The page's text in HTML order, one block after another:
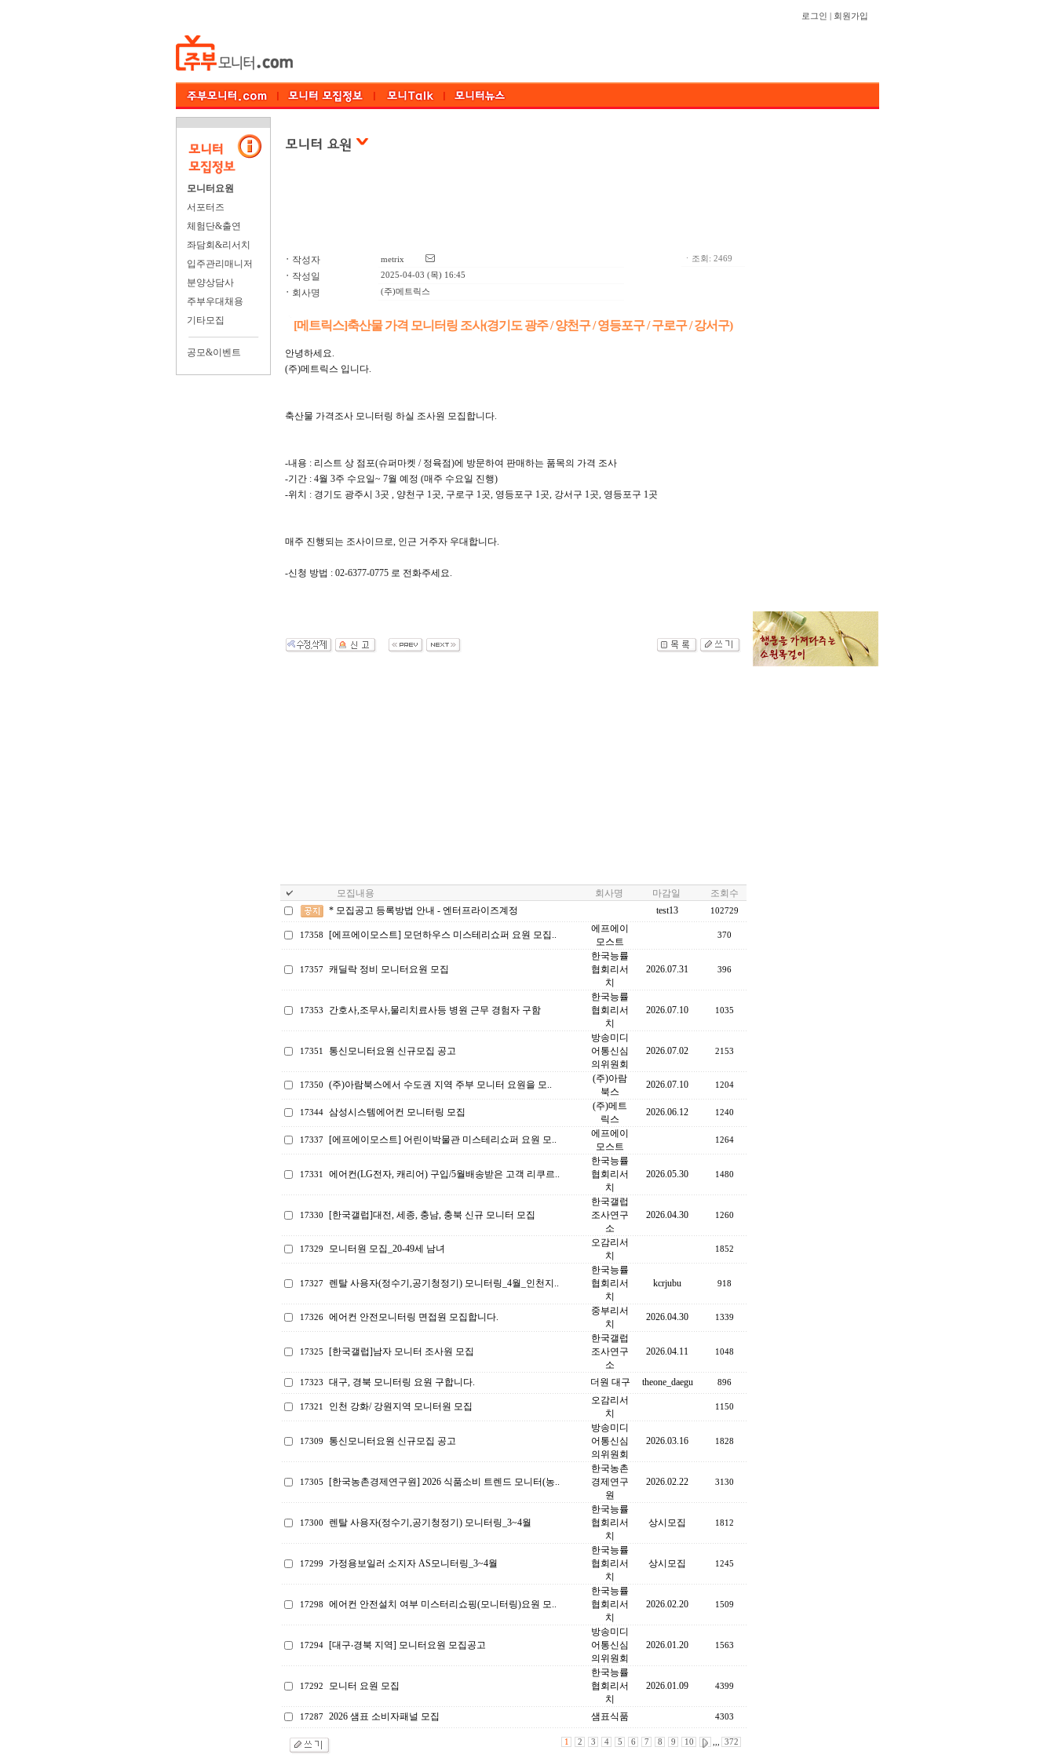
로그인 회원가입
모니터요원
서포터즈
체험단&출연
좌담회&리서치
입주관리매니저
분양상담사
주부우대채용
기타모집
공모&이벤트
ㆍ 작성자 metrix
ㆍ 작성일 2025-04-03 (목) 16:45
ㆍ 회사명 (주)메트릭스
ㆍ조회: 2469
[메트릭스]축산물 가격 모니터링 조사(경기도 광주 / 양천구 / 영등포구 / 구로구 / 강서구)
안녕하세요.
(주)메트릭스 입니다.
축산물 가격조사 모니터링 하실 조사원 모집합니다.
-내용 : 리스트 상 점포(슈퍼마켓 / 정육점)에 방문하여 판매하는 품목의 가격 조사
-기간 : 4월 3주 수요일~ 7월 예정 (매주 수요일 진행)
-위치 : 경기도 광주시 3곳 , 양천구 1곳, 구로구 1곳, 영등포구 1곳, 강서구 1곳, 영등포구 1곳
매주 진행되는 조사이므로, 인근 거주자 우대합니다.
-신청 방법 : 02-6377-0775 로 전화주세요.
모집내용 회사명 마감일
조회수
* 모집공고 등록방법 안내 - 엔터프라이즈계정
test13 102729
17358 [에프에이모스트] 모던하우스 미스테리쇼퍼 요원 모집..
에프에이
모스트
370
17357 캐딜락 정비 모니터요원 모집
한국능률
협회리서
치
2026.07.31 396
17353 간호사,조무사,물리치료사등 병원 근무 경험자 구함
한국능률
협회리서
치
2026.07.10 1035
17351 통신모니터요원 신규모집 공고
방송미디
어통신심
의위원회
2026.07.02 2153
17350 (주)아람북스에서 수도권 지역 주부 모니터 요원을 모..
(주)아람
북스
2026.07.10 1204
17344 삼성시스템에어컨 모니터링 모집
(주)메트
릭스
2026.06.12 1240
17337 [에프에이모스트] 어린이박물관 미스테리쇼퍼 요원 모..
에프에이
모스트
1264
17331 에어컨(LG전자, 캐리어) 구입/5월배송받은 고객 리쿠르..
한국능률
협회리서
치
2026.05.30 1480
17330 [한국갤럽]대전, 세종, 충남, 충북 신규 모니터 모집
한국갤럽
조사연구
소
2026.04.30 1260
17329 모니터원 모집_20-49세 남녀
오감리서
치
1852
17327 렌탈 사용자(정수기,공기청정기) 모니터링_4월_인천지..
한국능률
협회리서
치
kcrjubu 918
17326 에어컨 안전모니터링 면접원 모집합니다.
중부리서
치
2026.04.30 1339
17325 [한국갤럽]남자 모니터 조사원 모집
한국갤럽
조사연구
소
2026.04.11 1048
17323 대구, 경북 모니터링 요원 구합니다. 더원 대구 theone_daegu 896
17321 인천 강화/ 강원지역 모니터원 모집
오감리서
치
1150
17309 통신모니터요원 신규모집 공고
방송미디
어통신심
의위원회
2026.03.16 1828
17305 [한국농촌경제연구원] 2026 식품소비 트렌드 모니터(농..
한국농촌
경제연구
원
2026.02.22 3130
17300 렌탈 사용자(정수기,공기청정기) 모니터링_3~4월
한국능률
협회리서
치
상시모집 1812
17299 가정용보일러 소지자 AS모니터링_3~4월
한국능률
협회리서
치
상시모집 1245
17298 에어컨 안전설치 여부 미스터리쇼핑(모니터링)요원 모..
한국능률
협회리서
치
2026.02.20 1509
17294 [대구‧경북 지역] 모니터요원 모집공고
방송미디
어통신심
의위원회
2026.01.20 1563
17292 모니터 요원 모집
한국능률
협회리서
치
2026.01.09 4399
17287 2026 샘표 소비자패널 모집 샘표식품 4303
1 2 3 4 5 6 7 8 9 10 ,,, 372